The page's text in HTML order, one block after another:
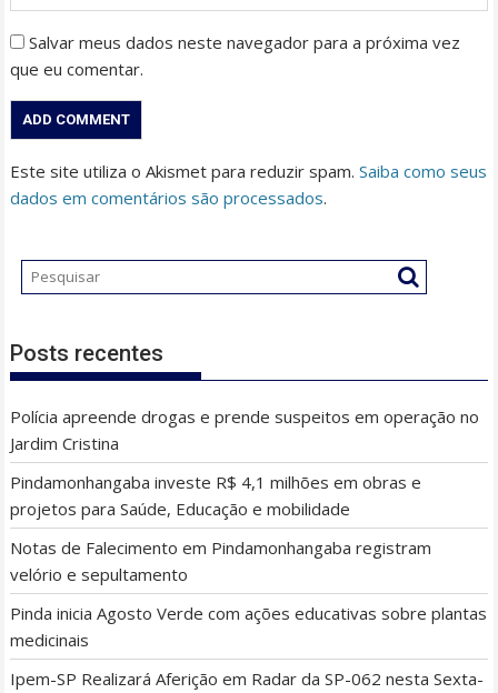
Salvar meus dados neste navegador para a próxima vez
que eu comentar.
Este site utiliza o Akismet para reduzir spam.Saiba como seus
dados em comentários são processados.
Posts recentes
Polícia apreende drogas e prende suspeitos em operação no
Jardim Cristina
Pindamonhangaba investe R$ 4,1 milhões em obras e
projetos para Saúde, Educação e mobilidade
Notas de Falecimento em Pindamonhangaba registram
velório e sepultamento
Pinda inicia Agosto Verde com ações educativas sobre plantas
medicinais
Ipem-SP Realizará Aferição em Radar da SP-062 nesta Sexta-